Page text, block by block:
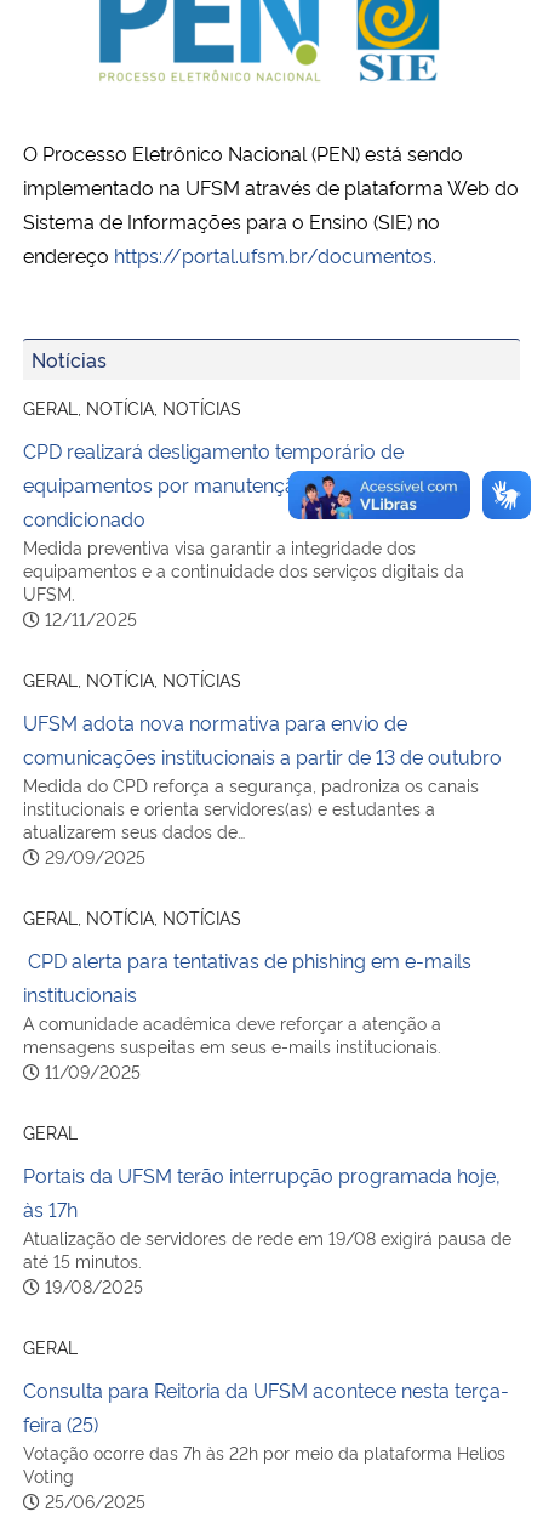
O Processo Eletrônico Nacional (PEN) está sendo
implementado na UFSM através de plataforma Web do
Sistema de Informações para o Ensino (SIE) no
endereço https://portal.ufsm.br/documentos.
Notícias
GERAL, NOTÍCIA, NOTÍCIAS
CPD realizará desligamento temporário de
equipamentos por manutenção no sistema de ar
condicionado
Medida preventiva visa garantir a integridade dos
equipamentos e a continuidade dos serviços digitais da
UFSM.
12/11/2025
GERAL, NOTÍCIA, NOTÍCIAS
UFSM adota nova normativa para envio de
comunicações institucionais a partir de 13 de outubro
Medida do CPD reforça a segurança, padroniza os canais
institucionais e orienta servidores(as) e estudantes a
atualizarem seus dados de…
29/09/2025
GERAL, NOTÍCIA, NOTÍCIAS
CPD alerta para tentativas de phishing em e-mails
institucionais
A comunidade acadêmica deve reforçar a atenção a
mensagens suspeitas em seus e-mails institucionais.
11/09/2025
GERAL
Portais da UFSM terão interrupção programada hoje,
às 17h
Atualização de servidores de rede em 19/08 exigirá pausa de
até 15 minutos.
19/08/2025
GERAL
Consulta para Reitoria da UFSM acontece nesta terça-
feira (25)
Votação ocorre das 7h às 22h por meio da plataforma Helios
Voting
25/06/2025